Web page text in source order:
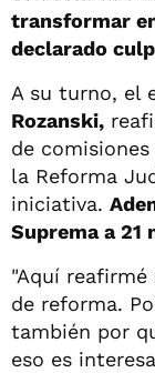
transformar
declarado
A su turno, el
Rozanski,
de
la Reforma
iniciativa.
Suprema a 21
"Aquí
de reforma.
también por
eso es